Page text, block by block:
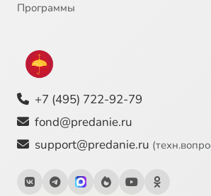
27 Иоанн Кронштадский, святой
28 Иоанн Кронштадтский (c)
Программы
+7 (495) 722-92-79
fond@predanie.ru
support@predanie.ru